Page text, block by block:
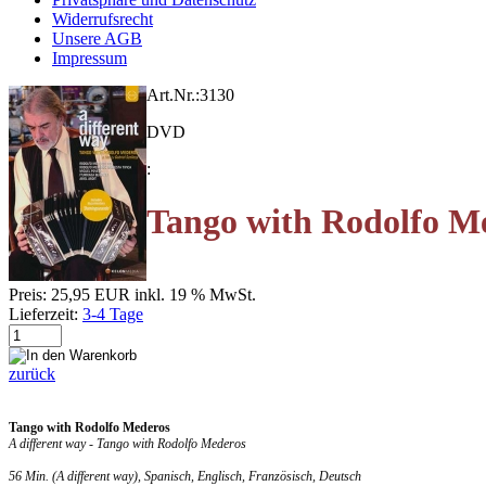
Widerrufsrecht
Unsere AGB
Impressum
Art.Nr.:3130
DVD
:
Tango with Rodolfo
Preis: 25,95 EUR inkl. 19 % MwSt.
Lieferzeit: 3-4 Tage
zurück
Tango with Rodolfo Mederos
A different way - Tango with Rodolfo Mederos
56 Min. (A different way), Spanisch, Englisch, Französisch, Deutsch